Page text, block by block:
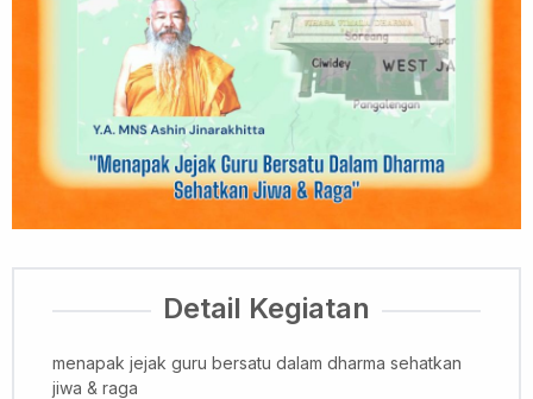
Detail Kegiatan
menapak jejak guru bersatu dalam dharma sehatkan
jiwa & raga